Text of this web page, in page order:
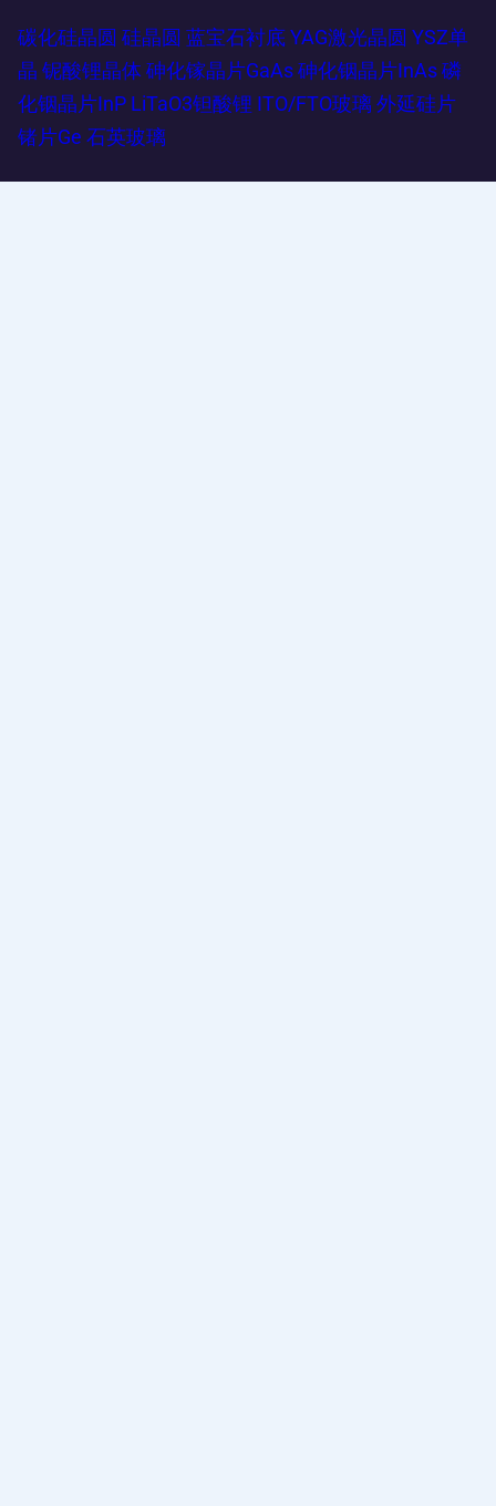
碳化硅晶圆 硅晶圆 蓝宝石衬底 YAG激光晶圆 YSZ单
晶 铌酸锂晶体 砷化镓晶片GaAs 砷化铟晶片InAs 磷
化铟晶片InP LiTaO3钽酸锂 ITO/FTO玻璃 外延硅片
锗片Ge 石英玻璃